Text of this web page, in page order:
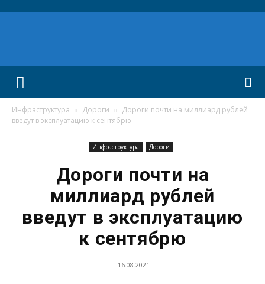
Инфраструктура Дороги
Дороги почти на миллиард рублей
введут в эксплуатацию к сентябрю
Инфраструктура Дороги
Дороги почти на
миллиард рублей
введут в эксплуатацию
к сентябрю
16.08.2021